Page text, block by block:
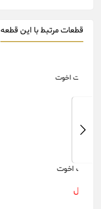
قطعات مرتبط با این قطعه